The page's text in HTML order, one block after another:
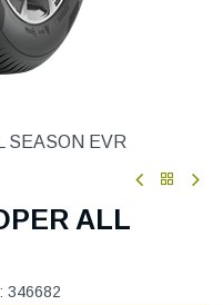
SEASON EVR
ALL
346682